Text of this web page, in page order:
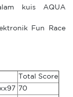
kuis AQUA
Fun Race
Total Score
70